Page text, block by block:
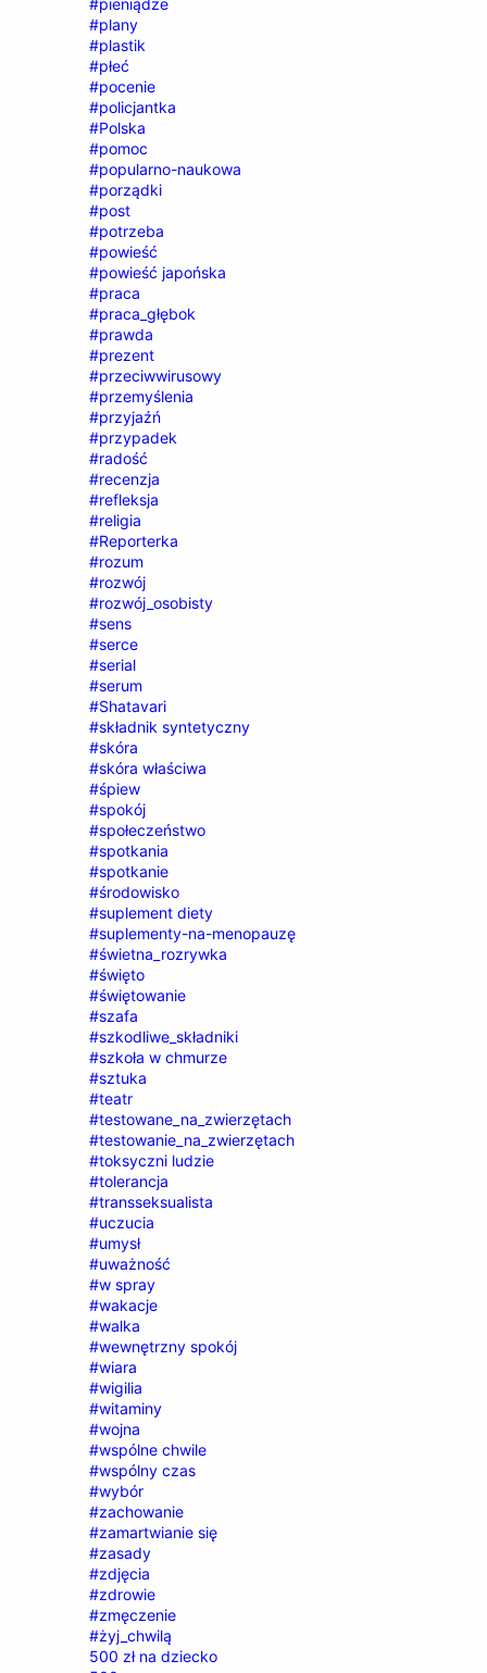
#plany
#plastik
#płeć
#pocenie
#policjantka
#Polska
#pomoc
#popularno-naukowa
#porządki
#post
#potrzeba
#powieść
#powieść japońska
#praca
#praca_głębok
#prawda
#prezent
#przeciwwirusowy
#przemyślenia
#przyjaźń
#przypadek
#radość
#recenzja
#refleksja
#religia
#Reporterka
#rozum
#rozwój
#rozwój_osobisty
#sens
#serce
#serial
#serum
#Shatavari
#składnik syntetyczny
#skóra
#skóra właściwa
#śpiew
#spokój
#społeczeństwo
#spotkania
#spotkanie
#środowisko
#suplement diety
#suplementy-na-menopauzę
#świetna_rozrywka
#święto
#świętowanie
#szafa
#szkodliwe_składniki
#szkoła w chmurze
#sztuka
#teatr
#testowane_na_zwierzętach
#testowanie_na_zwierzętach
#toksyczni ludzie
#tolerancja
#transseksualista
#uczucia
#umysł
#uważność
#w spray
#wakacje
#walka
#wewnętrzny spokój
#wiara
#wigilia
#witaminy
#wojna
#wspólne chwile
#wspólny czas
#wybór
#zachowanie
#zamartwianie się
#zasady
#zdjęcia
#zdrowie
#zmęczenie
#żyj_chwilą
500 zł na dziecko